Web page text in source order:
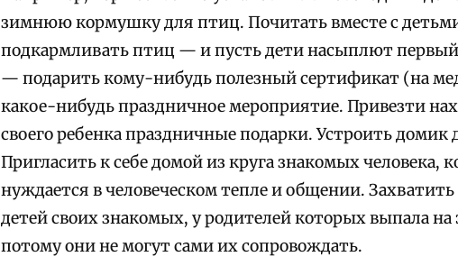
зимнюю кормушку для птиц. Почитать вместе с
подкармливать птиц — и пусть дети насыплют
— подарить кому-нибудь полезный сертификат (на
какое-нибудь праздничное мероприятие. Привезти
своего ребенка праздничные подарки. Устроить домик
Пригласить к себе домой из круга знакомых человека,
нуждается в человеческом тепле и общении.
детей своих знакомых, у родителей которых выпала на
потому они не могут сами их сопровождать.